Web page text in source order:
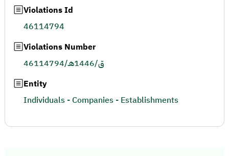
Violations Id
46114794
Violations Number
46114794/ق/1446هـ
Entity
Individuals - Companies - Establishments